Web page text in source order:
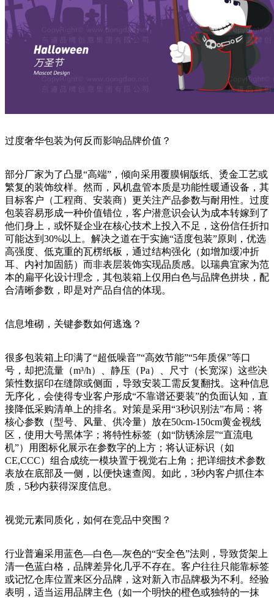
过度奢华包装为何反而影响品牌价值？
部分厂家为了凸显“高端”，倾向采用覆膜铜版纸、烫金工艺或
繁复的装饰纹样。然而，风机盘管本质是功能性暖通设备，其
目标客户（工程商、安装商）更关注产品参数与耐用性。过度
包装容易形成一种价值错位，客户潜意识会认为成本转嫁到了
他们身上，或怀疑企业在核心技术上投入不足，这份信任折扣
可能达到30%以上。解决之道在于实施“适度包装”原则，优选
高强度、低克重的瓦楞纸板，通过结构强化（如增加缓冲折
耳、内衬加固筋）而非表层装饰实现品质感。以瑞典宜家为范
本的扁平化设计理念，其包装箱上仅用白色与品牌色拼块，配
合清晰参数，即是对产品自信的体现。
信息堆砌，关键参数如何逃逸？
很多包装箱上印满了“超低噪音”“高效节能”“5年质保”等口
号，却把流量（m³/h）、静压（Pa）、尺寸（长宽深）这些决
策性数据印在缝隙或侧面，导致安装工需反复翻找。这种信息
无序化，会使得专业客户形成“不靠谱还要装”的负面认知，直
接降低采购清单上的排名。对策是采用“3秒识别法”布局：将
核心参数（型号、风量、供冷量）放在50cm-150cm黄金视线
区，使用大号黑体字；将特性标签（如“防锈涂层”“直流电
机”）用图标化展示在参数字的上方；将认证标识（如
CE,CCC）组合成统一模块置于视觉右上角；把详细技术参数
表放在底部及一侧，以便快速查阅。如此，3秒内客户抓住本
质，5秒内获得深度信息。
视觉元素同质化，如何在竞品中突围？
行业普遍采用蓝色—白色—灰色的“安全色”法则，导致货架上
清一色蓝白格，品牌差异化几乎不存在。客户往往只能靠标签
或记忆仓库位置来区分品牌，这对新入市品牌极为不利。经验
表明，适当运用品牌主色（如一个明快的橙色或独特的一抹